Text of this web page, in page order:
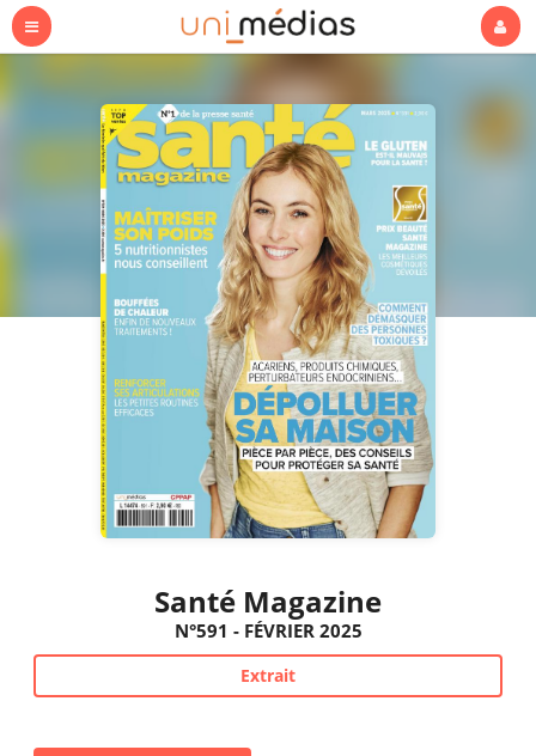
Santé Magazine
N°591 - FÉVRIER 2025
Extrait